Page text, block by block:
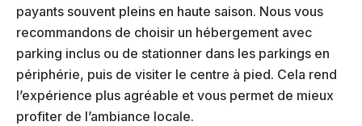
payants souvent pleins en haute saison. Nous vous
recommandons de choisir un hébergement avec
parking inclus ou de stationner dans les parkings en
périphérie, puis de visiter le centre à pied. Cela rend
l’expérience plus agréable et vous permet de mieux
profiter de l’ambiance locale.